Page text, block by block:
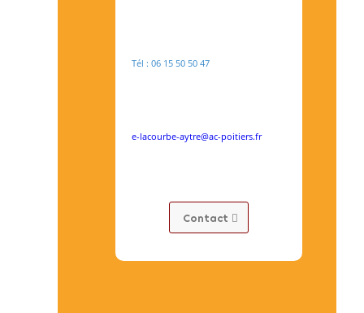
Tél : 06 15 50 50 47
e-lacourbe-aytre@ac-poitiers.fr
Contact